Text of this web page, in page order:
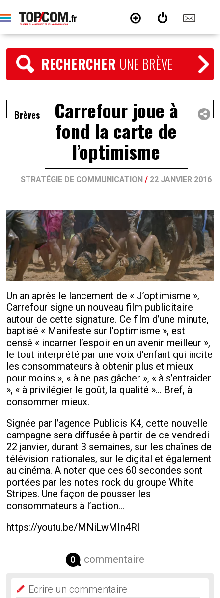
RECHERCHER UNE BRÈVE
Brèves Carrefour joue à
fond la carte de
l’optimisme
STRATÉGIE DE COMMUNICATION / 22 JANVIER 2016
Un an après le lancement de « J’optimisme »,
Carrefour signe un nouveau film publicitaire
autour de cette signature. Ce film d’une minute,
baptisé « Manifeste sur l’optimisme », est
censé « incarner l’espoir en un avenir meilleur »,
le tout interprété par une voix d’enfant qui incite
les consommateurs à obtenir plus et mieux
pour moins », « à ne pas gâcher », « à s’entraider
», « à privilégier le goût, la qualité »… Bref, à
consommer mieux.
Signée par l’agence Publicis K4, cette nouvelle
campagne sera diffusée à partir de ce vendredi
22 janvier, durant 3 semaines, sur les chaînes de
télévision nationales, sur le digital et également
au cinéma. A noter que ces 60 secondes sont
portées par les notes rock du groupe White
Stripes. Une façon de pousser les
consommateurs à l’action…
https://youtu.be/MNiLwMIn4RI
0 commentaire
Ecrire un commentaire